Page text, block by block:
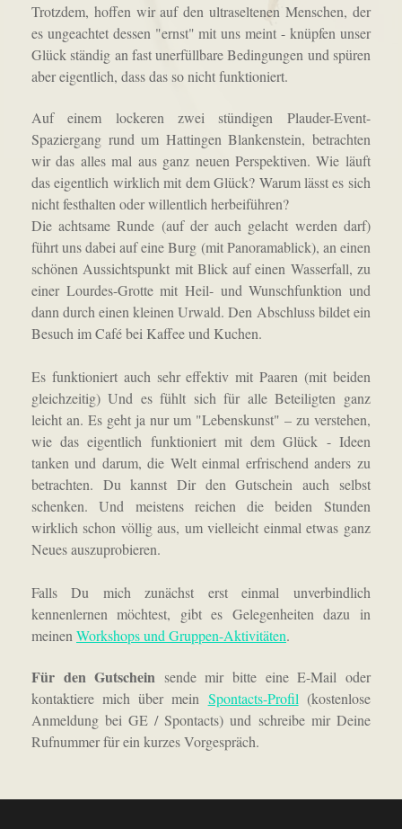
Trotzdem, hoffen wir auf den ultraseltenen Menschen, der
es ungeachtet dessen "ernst" mit uns meint - knüpfen unser
Glück ständig an fast unerfüllbare Bedingungen und spüren
aber eigentlich, dass das so nicht funktioniert.
Aufeinem lockeren zwei stündigen Plauder-Event-
Spaziergang rund um Hattingen Blankenstein, betrachten
wir das alles mal aus ganz neuen Perspektiven. Wie läuft
das eigentlich wirklich mit dem Glück? Warum lässt es sich
nicht festhalten oder willentlich herbeiführen?
Die achtsame Runde (auf der auch gelacht werden darf)
führt uns dabeiauf eine Burg (mit Panoramablick), an einen
schönen Aussichtspunkt mit Blick auf einen Wasserfall, zu
einer Lourdes-Grotte mit Heil- und Wunschfunktion und
dann durch einen kleinen Urwald. Den Abschluss bildet ein
Besuch im Café bei Kaffee und Kuchen.
Es funktioniert auch sehr effektiv mit Paaren (mit beiden
gleichzeitig) Und es fühlt sich für alle Beteiligten ganz
leicht an. Es geht ja nur um "Lebenskunst" – zu verstehen,
wie das eigentlich funktioniert mit dem Glück - Ideen
tanken und darum, die Welt einmal erfrischend anders zu
betrachten. Du kannst Dir den Gutschein auch selbst
schenken. Und meistens reichen die beiden Stunden
wirklich schon völlig aus, um vielleicht einmal etwas ganz
Neues auszuprobieren.
Falls Du mich zunächst erst einmal unverbindlich
kennenlernen möchtest, gibt es Gelegenheiten dazu in
meinen Workshops und Gruppen-Aktivitäten.
Für den Gutschein sende mir bitte eine E-Mail oder
kontaktiere mich über mein Spontacts-Profil (kostenlose
Anmeldung bei GE / Spontacts) und schreibe mir Deine
Rufnummer für ein kurzes Vorgespräch.